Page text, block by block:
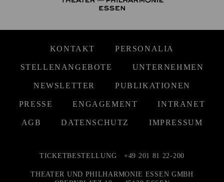
KONTAKT PERSONALIA
STELLENANGEBOTE UNTERNEHMEN
NEWSLETTER PUBLIKATIONEN
PRESSE ENGAGEMENT INTRANET
AGB DATENSCHUTZ IMPRESSUM
TICKETBESTELLUNG +49 201 81 22-200
THEATER UND PHILHARMONIE ESSEN GMBH